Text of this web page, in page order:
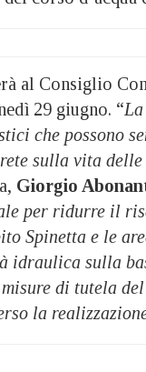
al Consiglio
29 giugno. “
che possono
sulla vita delle
Giorgio
per ridurre il
Spinetta e le
idraulica sulla
misure di tutela
la